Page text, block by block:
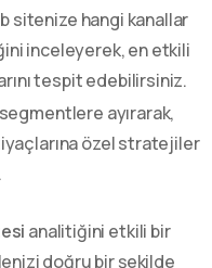
sitenize hangi kanallar
inceleyerek, en etkili
tespit edebilirsiniz.
ayırarak,
özel stratejiler
analitiğini etkili bir
doğru bir şekilde